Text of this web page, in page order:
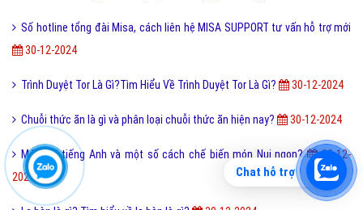
Số hotline tổng đài Misa, cách liên hệ MISA SUPPORT tư vấn hỗ trợ mới
30-12-2024
Trình Duyệt Tor Là Gì?Tìm Hiểu Về Trình Duyệt Tor Là Gì? 30-12-2024
Chuỗi thức ăn là gì và phân loại chuỗi thức ăn hiện nay? 30-12-2024
Món nui tiếng Anh và một số cách chế biến món Nui ngon?
30-12-
2024
Chat hỗ trợ